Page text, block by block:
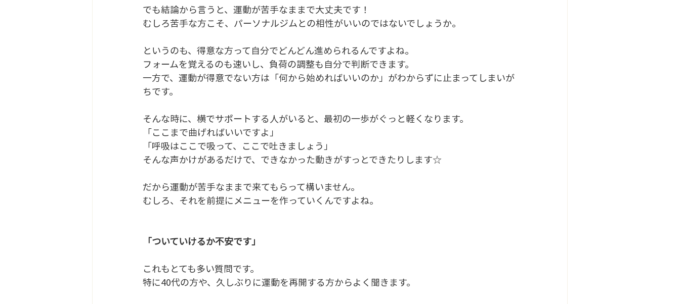
でも結論から言うと、運動が苦手なままで大丈夫です！
むしろ苦手な方こそ、パーソナルジムとの相性がいいのではないでしょうか。
というのも、得意な方って自分でどんどん進められるんですよね。
フォームを覚えるのも速いし、負荷の調整も自分で判断できます。
一方で、運動が得意でない方は「何から始めればいいのか」がわからずに止まってしまいが
ちです。
そんな時に、横でサポートする人がいると、最初の一歩がぐっと軽くなります。
「ここまで曲げればいいですよ」
「呼吸はここで吸って、ここで吐きましょう」
そんな声かけがあるだけで、できなかった動きがすっとできたりします☆
だから運動が苦手なままで来てもらって構いません。
むしろ、それを前提にメニューを作っていくんですよね。
「ついていけるか不安です」
これもとても多い質問です。
特に40代の方や、久しぶりに運動を再開する方からよく聞きます。